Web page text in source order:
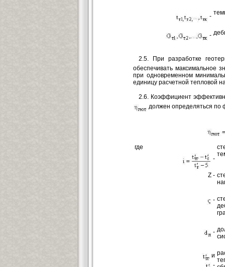
-
-
2.5. При разработке
обеспечивать максимальное
при одновременном
единицу расчетной тепловой
2.6. Коэффициент
должен определяться по
где
-
Z -
-
-
и
-